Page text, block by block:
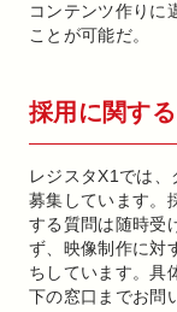
コンテンツ作りに
ことが可能だ。
採用に関す
レジスタX1では
募集しています。
する質問は随時受
ず、映像制作に対
ちしています。具
下の窓口までお問